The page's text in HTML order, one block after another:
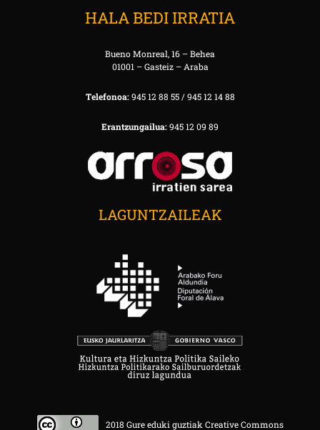
HALA BEDI IRRATIA
Bueno Monreal, 16 – Behea
01001 – Gasteiz – Araba
Telefonoa:945 12 88 55 / 945 12 14 88
Erantzungailua:945 12 09 89
LAGUNTZAILEAK
2018 Gure eduki guztiak Creative Commons